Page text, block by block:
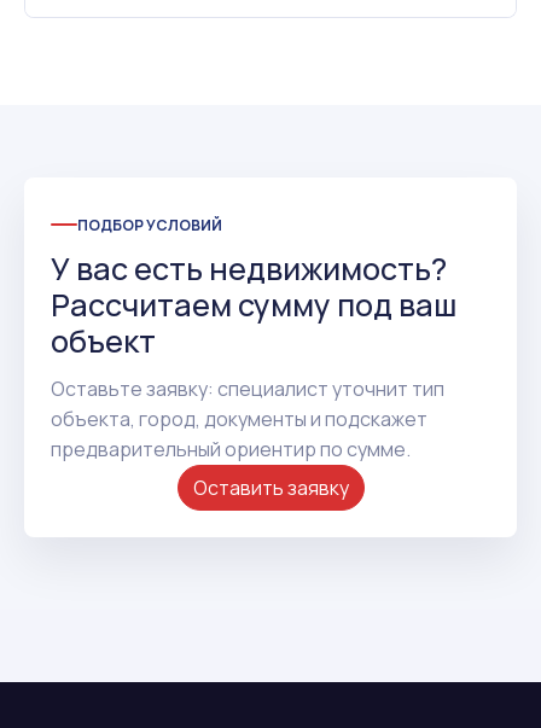
ПОДБОР УСЛОВИЙ
У вас есть недвижимость?
Рассчитаем сумму под ваш
объект
Оставьте заявку: специалист уточнит тип
объекта, город, документы и подскажет
предварительный ориентир по сумме.
Оставить заявку